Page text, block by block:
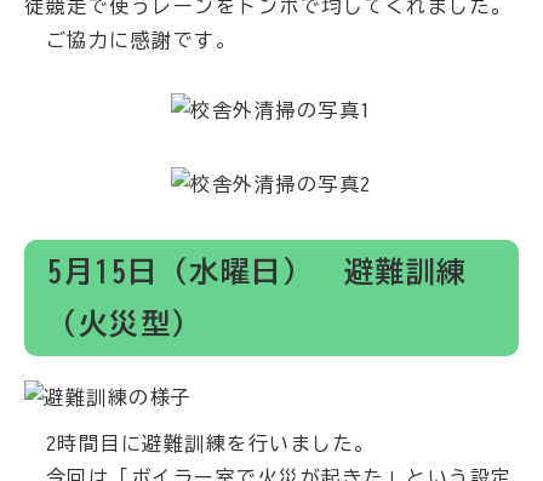
徒競走で使うレーンをトンボで均してくれました。
ご協力に感謝です。
5月15日（水曜日） 避難訓練
（火災型）
2時間目に避難訓練を行いました。